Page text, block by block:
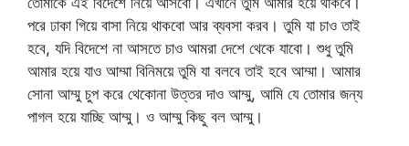
পরে ঢাকা গিয়ে বাসা নিয়ে থাকবো আর ব্যবসা করব। তুমি যা চাও তাই
হবে, যদি বিদেশে না আসতে চাও আমরা দেশে থেকে যাবো। শুধু তুমি
আমার হয়ে যাও আম্মা বিনিময়ে তুমি যা বলবে তাই হবে আম্মা। আমার
সোনা আম্মু চুপ করে থেকোনা উত্তর দাও আম্মু, আমি যে তোমার জন্য
পাগল হয়ে যাচ্ছি আম্মু। ও আম্মু কিছু বল আম্মু।